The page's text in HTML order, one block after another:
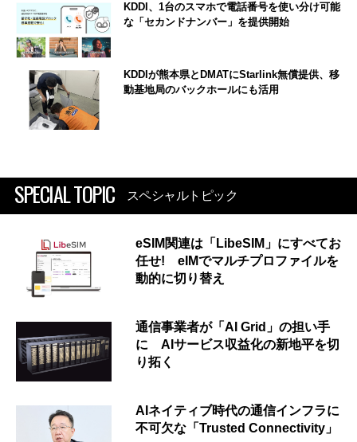
KDDI、1台のスマホで電話番号を使い分け可能
な「セカンドナンバー」を提供開始
KDDIが熊本県とDMATにStarlink無償提供、移
動基地局のバックホールにも活用
SPECIAL TOPIC スペシャルトピック
eSIM関連は「LibeSIM」にすべてお
任せ! eIMでマルチプロファイルを
動的に切り替え
通信事業者が「AI Grid」の担い手
に AIサービス収益化の新地平を切
り拓く
AIネイティブ時代の通信インフラに
不可欠な「Trusted Connectivity」